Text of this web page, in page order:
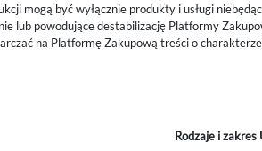
mogą być wyłącznie produkty i usługi
lub powodujące destabilizację Platformy
na Platformę Zakupową treści o
Rodzaje i